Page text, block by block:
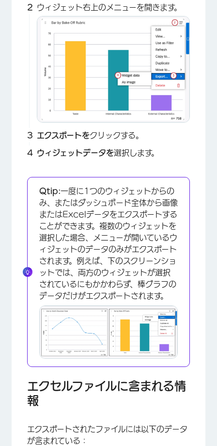
ウィジェット右上のメニューを開きます。
エクスポートをクリックする。
ウィジェットデータを選択します。
Qtip:一度に1つのウィジェットからの
み、またはダッシュボード全体から画像
またはExcelデータをエクスポートする
ことができます。複数のウィジェットを
選択した場合、メニューが開いているウ
ィジェットのデータのみがエクスポート
されます。例えば、下のスクリーンショ
ットでは、両方のウィジェットが選択
されているにもかかわらず、棒グラフの
データだけがエクスポートされます。
エクセルファイルに含まれる情
報
エクスポートされたファイルには以下のデータ
が含まれている：